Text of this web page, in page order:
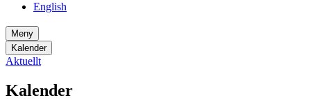
English
Meny
Kalender
Aktuellt
Kalender